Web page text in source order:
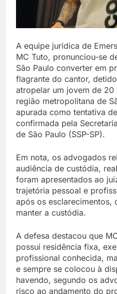
A equipe jurídica de
MC Tuto, pronunciou-se
São Paulo converter em
flagrante do cantor,
atropelar um jovem de 20
região metropolitana de
apurada como tentativa
confirmada pela
de São Paulo (SSP-SP).
Em nota, os advogados
audiência de custódia,
foram apresentados ao
trajetória pessoal e
após os esclarecimentos,
manter a custódia.
A defesa destacou que
possui residência fixa,
profissional conhecida,
e sempre se colocou à
havendo, segundo os
risco ao andamento do